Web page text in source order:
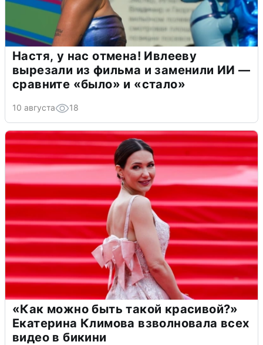
Настя, у нас отмена! Ивлееву
вырезали из фильма и заменили ИИ —
сравните «было» и «стало»
10 августа 18
«Как можно быть такой красивой?»
Екатерина Климова взволновала всех
видео в бикини